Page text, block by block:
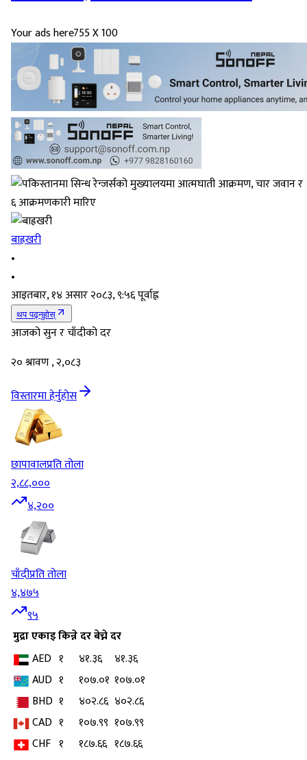
Your ads here755 X 100
बाह्रखरी
•
•
आइतबार, १४ असार २०८३, ९:५६ पूर्वाह्न
थप पढ्नुहोस्
आजको सुन र चाँदीको दर
२० श्रावण , २,०८३
विस्तारमा हेर्नुहोस
छापावालप्रति तोला
२,८८,०००
४,२००
चाँदीप्रति तोला
४,४७५
९५
मुद्राएकाइकिन्ने दरबेच्ने दर
AED १ ४१.३६
४१.३६
AUD १ १०७.०१ १०७.०१
BHD १ ४०२.८६ ४०२.८६
CAD १ १०७.९९ १०७.९९
CHF १ १८७.६६ १८७.६६